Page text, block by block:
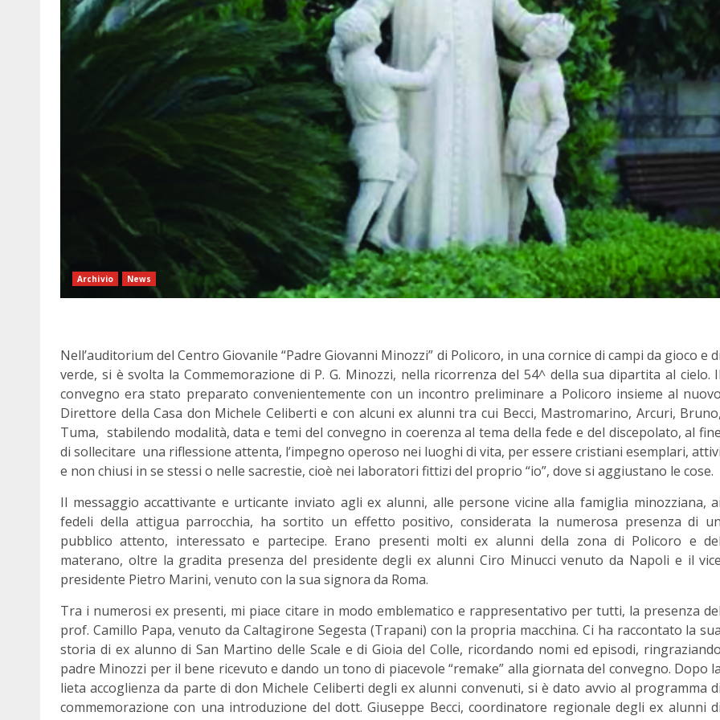
Archivio News
Nell’auditorium del Centro Giovanile “Padre Giovanni Minozzi” di Policoro, in una cornice di campi da gioco e
verde, si è svolta la Commemorazione di P. G. Minozzi, nella ricorrenza del 54^ della sua dipartita al cielo.
convegno era stato preparato convenientemente con un incontro preliminare a Policoro insieme al
Direttore della Casa don Michele Celiberti e con alcuni ex alunni tra cui Becci, Mastromarino, Arcuri,
Tuma, stabilendo modalità, data e temi del convegno in coerenza al tema della fede e del discepolato, al
di sollecitare una riflessione attenta, l’impegno operoso nei luoghi di vita, per essere cristiani esemplari,
e non chiusi in se stessi o nelle sacrestie, cioè nei laboratori fittizi del proprio “io”, dove si aggiustano le cose.
Il messaggio accattivante e urticante inviato agli ex alunni, alle persone vicine alla famiglia minozziana,
fedeli della attigua parrocchia, ha sortito un effetto positivo, considerata la numerosa presenza di
pubblico attento, interessato e partecipe. Erano presenti molti ex alunni della zona di Policoro e
materano, oltre la gradita presenza del presidente degli ex alunni Ciro Minucci venuto da Napoli e il
presidente Pietro Marini, venuto con la sua signora da Roma.
Tra i numerosi ex presenti, mi piace citare in modo emblematico e rappresentativo per tutti, la presenza
prof. Camillo Papa, venuto da Caltagirone Segesta (Trapani) con la propria macchina. Ci ha raccontato la
storia di ex alunno di San Martino delle Scale e di Gioia del Colle, ricordando nomi ed episodi,
padre Minozzi per il bene ricevuto e dando un tono di piacevole “remake” alla giornata del convegno. Dopo
lieta accoglienza da parte di don Michele Celiberti degli ex alunni convenuti, si è dato avvio al programma
commemorazione con una introduzione del dott. Giuseppe Becci, coordinatore regionale degli ex alunni